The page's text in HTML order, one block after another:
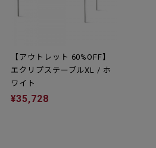
【アウトレット 60%OFF】
エクリプステーブルXL / ホ
ワイト
¥35,728